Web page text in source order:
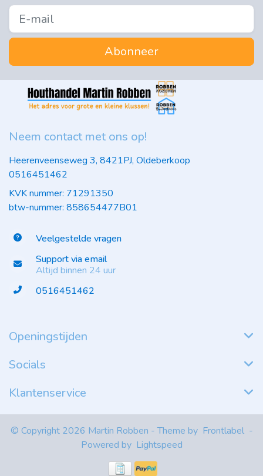
Abonneer
Neem contact met ons op!
Heerenveenseweg 3, 8421PJ, Oldeberkoop
0516451462
KVK nummer: 71291350
btw-nummer: 858654477B01
Veelgestelde vragen
Support via email
Altijd binnen 24 uur
0516451462
Openingstijden
Socials
Klantenservice
© Copyright 2026 Martin Robben - Theme by Frontlabel -
Powered by Lightspeed